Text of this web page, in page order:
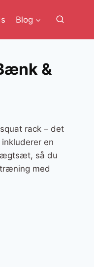
Blog
&
rack – det
en
så du
med